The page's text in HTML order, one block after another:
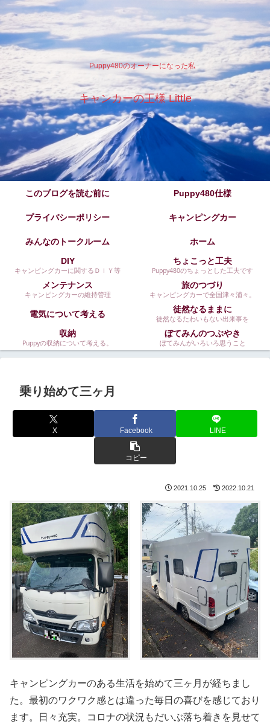
Puppy480のオーナーになった私
キャンカーの王様 Little
このブログを読む前に Puppy480仕様
プライバシーポリシー キャンピングカー
みんなのトークルーム
ホーム
DIY
キャンピングカーに関するＤＩＹ等
ちょこっと工夫
Puppy480のちょっとした工夫です
メンテナンス
キャンピングカーの維持管理
旅のつづり
キャンピングカーで全国津々浦々。
電気について考える 徒然なるままに
徒然なるたわいもない出来事を
収納
Puppyの収納について考える。
ぼてみんのつぶやき
ぼてみんがいろいろ思うこと
乗り始めて三ヶ月
X Facebook LINE
コピー
2021.10.25 2022.10.21
キャンピングカーのある生活を始めて三ヶ月が経ちまし
た。最初のワクワク感とは違った毎日の喜びを感じており
ます。日々充実。コロナの状況もだいぶ落ち着きを見せて